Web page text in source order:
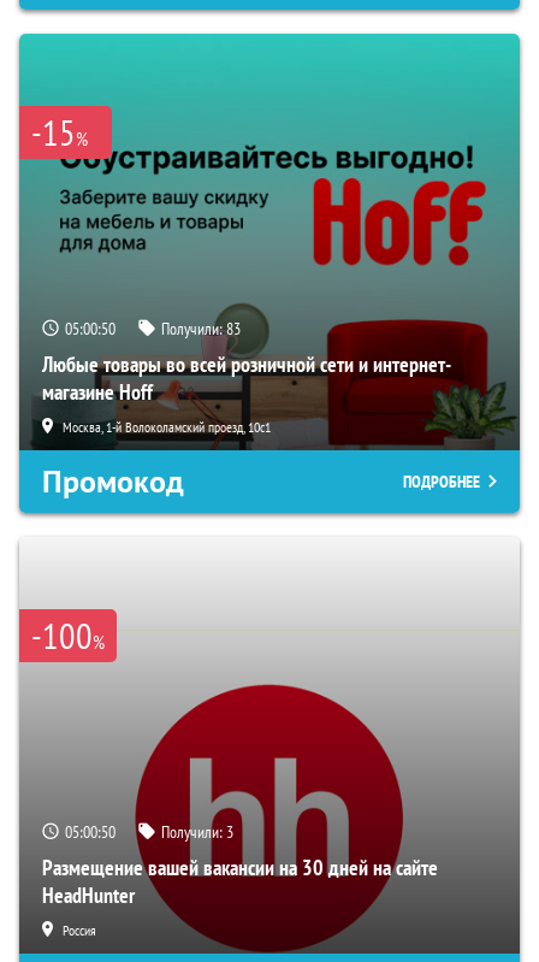
-15%
05:00:49 Получили:83
Любые товары во всей розничной сети и интернет-
магазине Hoff
Москва, 1-й Волоколамский проезд, 10с1
Промокод ПОДРОБНЕЕ
-100%
05:00:49 Получили: 3
Размещение вашей вакансии на 30 дней на сайте
HeadHunter
Россия